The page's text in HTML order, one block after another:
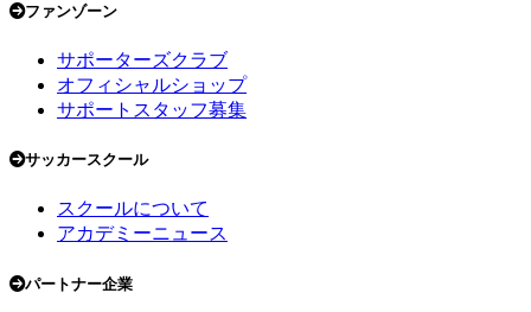
ファンゾーン
サポーターズクラブ
オフィシャルショップ
サポートスタッフ募集
サッカースクール
スクールについて
アカデミーニュース
パートナー企業